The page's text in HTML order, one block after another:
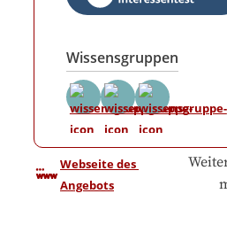
Wissensgruppen
Webseite des
Angebots